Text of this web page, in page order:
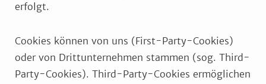
erfolgt.
Cookies können von uns (First-Party-Cookies)
oder von Drittunternehmen stammen (sog. Third-
Party-Cookies). Third-Party-Cookies ermöglichen